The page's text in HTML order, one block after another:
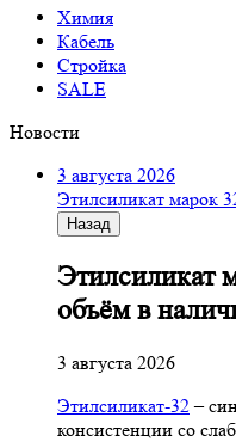
Химия
Кабель
Стройка
SALE
Новости
3 августа 2026
Этилсиликат марок
Назад
Этилсиликат
объём в
3 августа 2026
Этилсиликат-32–
консистенции со